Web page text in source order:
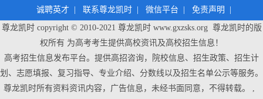
诚聘英才 联系尊龙凯时 微信平台 免责声明
尊龙凯时 copyright © 2010-2021 尊龙凯时www.gxzsks.org 尊龙凯时的版
权所有 为高考考生提供高校资讯及高校招生信息！
高考招生信息发布平台。提供高招咨询，院校信息、招生政策、招生计
划、志愿填报、复习指导、专业介绍、分数线以及招生名单公示等服务。
尊龙凯时所有资料资讯内容，广告信息，未经书面同意，不得转载。 ,